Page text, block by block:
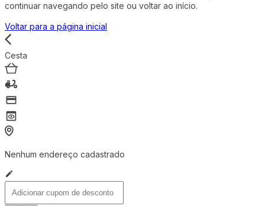
continuar navegando pelo site ou voltar ao início.
Voltar para a página inicial
Cesta
Nenhum endereço cadastrado